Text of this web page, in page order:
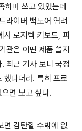
하며 쓰고 있었는데
라이버 백도어 염려
로지텍 키보드, 피
관은 어떤 제품 쓸지
최근 기사 보니 국정
했다더라. 특히 프로
면 보고 싶다.
면 감탄할 수밖에 없